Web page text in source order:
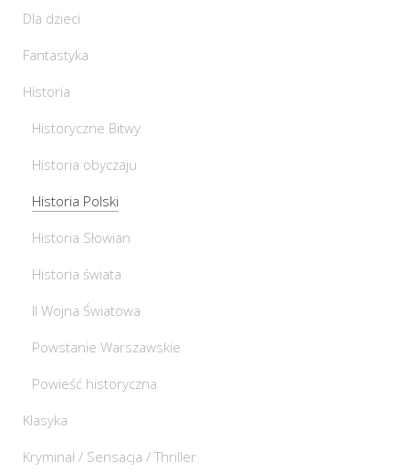
Dla dzieci
Fantastyka
Historia
Historyczne Bitwy
Historia obyczaju
Historia Polski
Historia Słowian
Historia świata
II Wojna Światowa
Powstanie Warszawskie
Powieść historyczna
Klasyka
Kryminał / Sensacja / Thriller